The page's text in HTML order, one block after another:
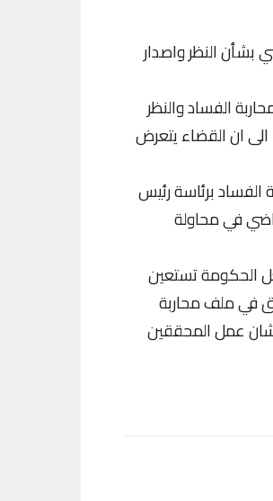
بشأن النظر واصدار
الفساد والنظر
من 2003 والى اليوم،مشيرا الى ان القضاء يتعرض
برئاسة رئيس
في محاولة
الحكومة تستعين
في ملف محاربة
عمل المحققين